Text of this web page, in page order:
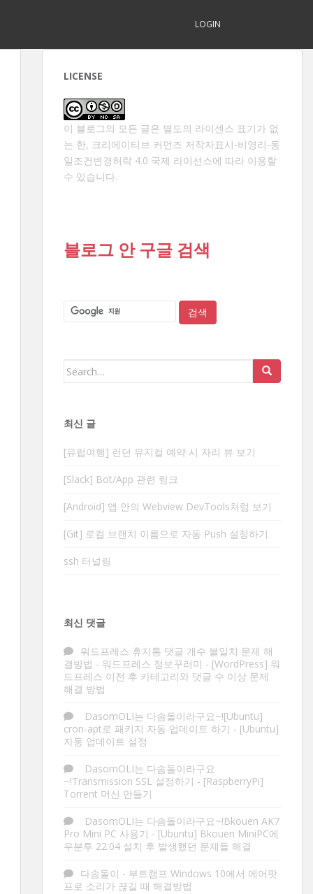
LOGIN
LICENSE
이 블로그의 모든 글은 별도의 라이센스 표기가 없
는 한, 크리에이티브 커먼즈 저작자표시-비영리-동
일조건변경허락 4.0 국제 라이선스에 따라 이용할
수 있습니다.
블로그 안 구글 검색
Search
최신 글
[유럽여행] 런던 뮤지컬 예약 시 자리 뷰 보기
[Slack] Bot/App 관련 링크
[Android] 앱 안의 Webview DevTools처럼 보기
[Git] 로컬 브랜치 이름으로 자동 Push 설정하기
ssh 터널링
최신 댓글
워드프레스 휴지통 댓글 개수 불일치 문제 해
결방법 - 워드프레스 정보꾸러미 - [WordPress] 워
드프레스 이전 후 카테고리와 댓글 수 이상 문제
해결 방법
DasomOLI는 다솜돌이라구요~![Ubuntu]
cron-apt로 패키지 자동 업데이트 하기 - [Ubuntu]
자동 업데이트 설정
DasomOLI는 다솜돌이라구요
~!Transmission SSL 설정하기 - [RaspberryPi]
Torrent 머신 만들기
DasomOLI는 다솜돌이라구요~!Bkouen AK7
Pro Mini PC 사용기 - [Ubuntu] Bkouen MiniPC에
우분투 22.04 설치 후 발생했던 문제들 해결
다솜돌이 - 부트캠프 Windows 10에서 에어팟
프로 소리가 끊길 때 해결방법